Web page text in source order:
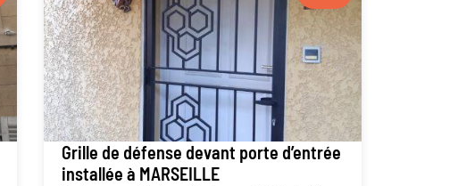
Grille de défense devant porte d’entrée
installée à MARSEILLE